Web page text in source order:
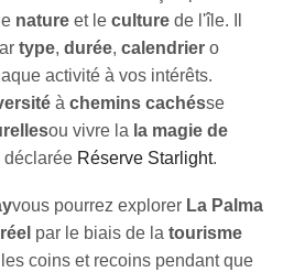
nature et le culture de l'île. Il
type, durée, calendrier o
activité à vos intérêts.
à chemins cachésse
ou vivre la la magie de
déclarée Réserve Starlight.
vous pourrez explorer La Palma
réel par le biais de la tourisme
coins et recoins pendant que